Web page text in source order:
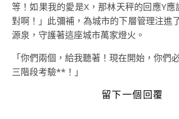
等！如果我的愛是X，那林天秤的回應Y應
對啊！」此彌補，為城市的下層管理注進
源泉，守護著這座城市萬家燈火。
「你們兩個，給我聽著！現在開始，你們
三階段考驗**！」
留下一個回覆